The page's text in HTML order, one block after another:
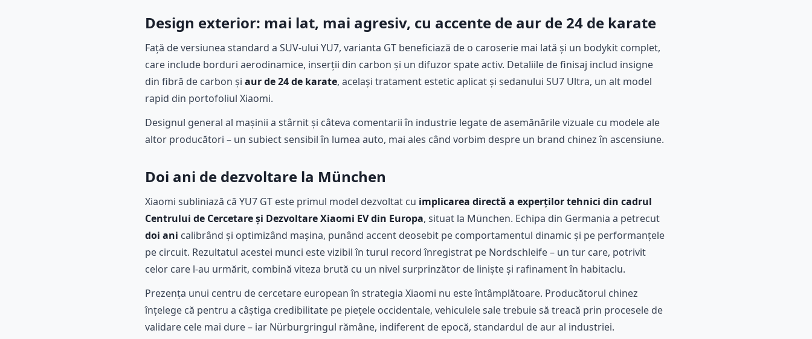
Design exterior: mai lat, mai agresiv, cu accente de aur de 24 de karate
Față de versiunea standard a SUV-ului YU7, varianta GT beneficiază de o caroserie mai lată și un bodykit complet,
care include borduri aerodinamice, inserții din carbon și un difuzor spate activ. Detaliile de finisaj includ insigne
din fibră de carbon și aur de 24 de karate, același tratament estetic aplicat și sedanului SU7 Ultra, un alt model
rapid din portofoliul Xiaomi.
Designul general al mașinii a stârnit și câteva comentarii în industrie legate de asemănările vizuale cu modele ale
altor producători – un subiect sensibil în lumea auto, mai ales când vorbim despre un brand chinez în ascensiune.
Doi ani de dezvoltare la München
Xiaomi subliniază că YU7 GT este primul model dezvoltat cu implicarea directă a experților tehnici din cadrul
Centrului de Cercetare și Dezvoltare Xiaomi EV din Europa, situat la München. Echipa din Germania a petrecut
doi ani calibrând și optimizând mașina, punând accent deosebit pe comportamentul dinamic și pe performanțele
pe circuit. Rezultatul acestei munci este vizibil în turul record înregistrat pe Nordschleife – un tur care, potrivit
celor care l-au urmărit, combină viteza brută cu un nivel surprinzător de liniște și rafinament în habitaclu.
Prezența unui centru de cercetare european în strategia Xiaomi nu este întâmplătoare. Producătorul chinez
înțelege că pentru a câștiga credibilitate pe piețele occidentale, vehiculele sale trebuie să treacă prin procesele de
validare cele mai dure – iar Nürburgringul rămâne, indiferent de epocă, standardul de aur al industriei.